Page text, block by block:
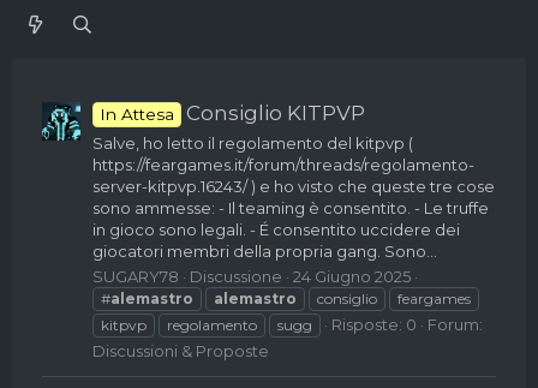
In Attesa Consiglio KITPVP
Salve, ho letto il regolamento del kitpvp (
https://feargames.it/forum/threads/regolamento-
server-kitpvp.16243/ ) e ho visto che queste tre cose
sono ammesse: - Il teaming è consentito. - Le truffe
in gioco sono legali. - É consentito uccidere dei
giocatori membri della propria gang. Sono...
SUGARY78
Discussione 24 Giugno 2025
#alemastro alemastro consiglio
feargames
kitpvp
regolamento sugg Risposte: 0
Forum:
Discussioni & Proposte